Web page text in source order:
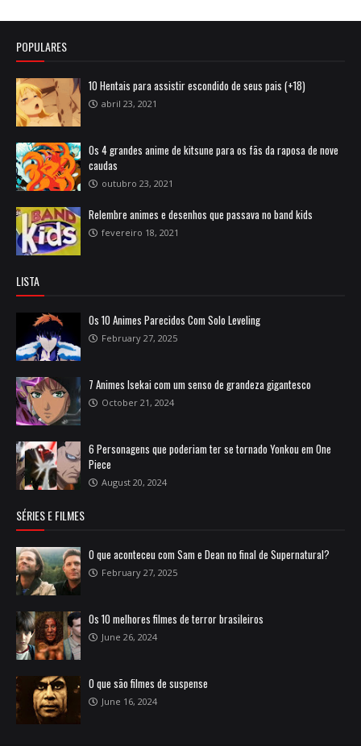
POPULARES
10 Hentais para assistir escondido de seus pais (+18)
abril 23, 2021
Os 4 grandes anime de kitsune para os fãs da raposa de nove
caudas
outubro 23, 2021
Relembre animes e desenhos que passava no band kids
fevereiro 18, 2021
LISTA
Os 10 Animes Parecidos Com Solo Leveling
February 27, 2025
7 Animes Isekai com um senso de grandeza gigantesco
October 21, 2024
6 Personagens que poderiam ter se tornado Yonkou em One
Piece
August 20, 2024
SÉRIES E FILMES
O que aconteceu com Sam e Dean no final de Supernatural?
February 27, 2025
Os 10 melhores filmes de terror brasileiros
June 26, 2024
O que são filmes de suspense
June 16, 2024